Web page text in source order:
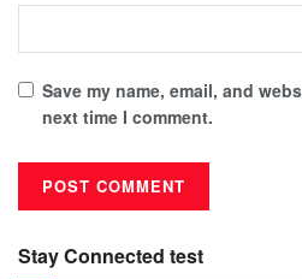
Save my name, email, and
next time I comment.
Stay Connected test